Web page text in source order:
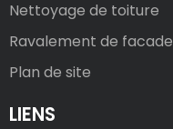
Nettoyage de toiture
Ravalement de facade
Plan de site
LIENS